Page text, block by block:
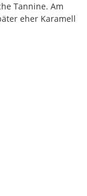
Tannine. Am
eher Karamell